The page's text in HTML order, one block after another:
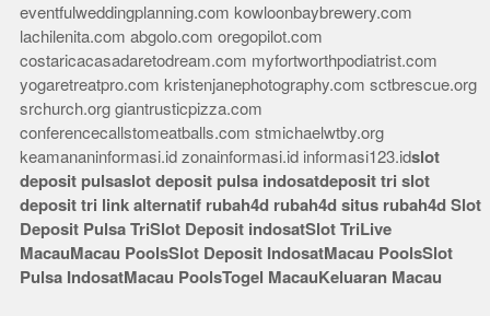
eventfulweddingplanning.com kowloonbaybrewery.com
lachilenita.com abgolo.com oregopilot.com
costaricacasadaretodream.com myfortworthpodiatrist.com
yogaretreatpro.com kristenjanephotography.com sctbrescue.org
srchurch.org giantrusticpizza.com
conferencecallstomeatballs.com stmichaelwtby.org
keamananinformasi.id zonainformasi.id informasi123.idslot
deposit pulsaslot deposit pulsa indosatdeposit tri slot
deposit tri link alternatif rubah4d rubah4d situs rubah4d Slot
Deposit Pulsa TriSlot Deposit indosatSlot TriLive
MacauMacau PoolsSlot Deposit IndosatMacau PoolsSlot
Pulsa IndosatMacau PoolsTogel MacauKeluaran Macau